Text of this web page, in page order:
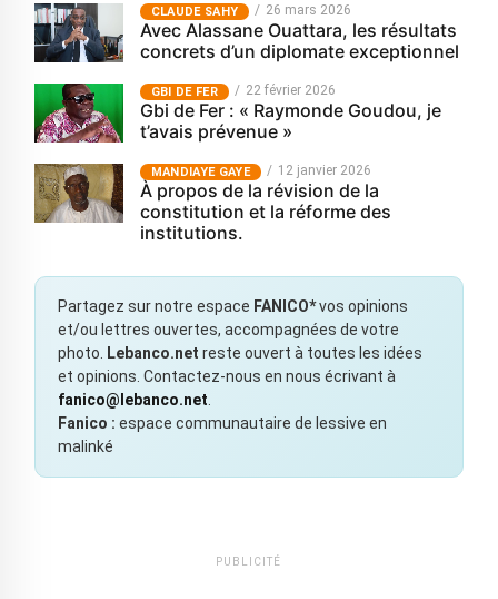
CLAUDE SAHY 26 mars 2026
Avec Alassane Ouattara, les résultats
concrets d’un diplomate exceptionnel
GBI DE FER 22 février 2026
Gbi de Fer : « Raymonde Goudou, je
t’avais prévenue »
MANDIAYE GAYE 12 janvier 2026
À propos de la révision de la
constitution et la réforme des
institutions.
Partagez sur notre espace FANICO*vos opinions
et/ou lettres ouvertes, accompagnées de votre
photo.
Lebanco.net reste ouvert à toutes les idées
et opinions. Contactez-nous en nous écrivant à
fanico@lebanco.net
Fanico : espace communautaire de lessive en
malinké
PUBLICITÉ